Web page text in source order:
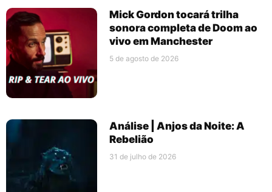
Mick Gordon tocará trilha
sonora completa de Doom ao
vivo em Manchester
5 de agosto de 2026
Análise | Anjos da Noite: A
Rebelião
31 de julho de 2026